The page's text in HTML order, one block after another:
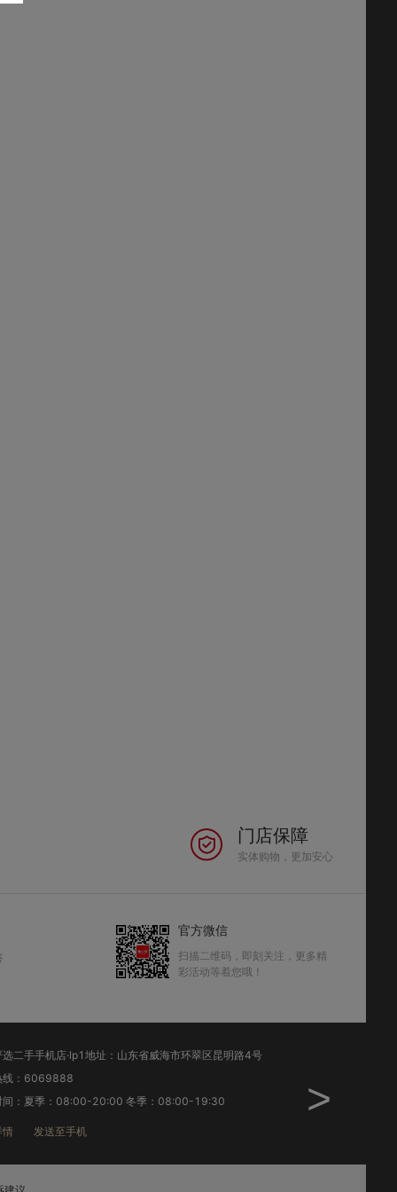
门店保障
实体购物，更加安心
官方微信
扫描二维码，即刻关注，更多精
彩活动等着您哦！
选二手手机店·lp1地址：山东省威海市环翠区昆明路4号
线：6069888
间：夏季：08:00-20:00 冬季：08:00-19:30
情 发送至手机
工作时间：夏季
>